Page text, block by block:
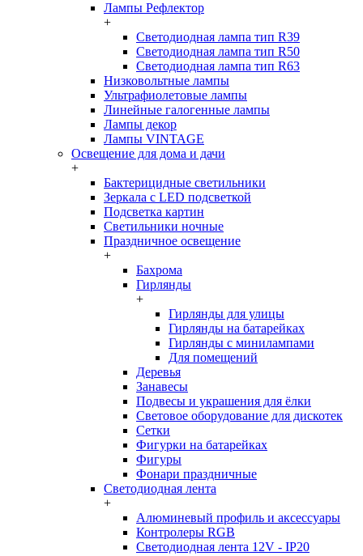
Лампы Рефлектор
+
Светодиодная лампа тип R39
Светодиодная лампа тип R50
Светодиодная лампа тип R63
Низковольтные лампы
Ультрафиолетовые лампы
Линейные галогенные лампы
Лампы декор
Лампы VINTAGE
Освещение для дома и дачи
+
Бактерицидные светильники
Зеркала с LED подсветкой
Подсветка картин
Светильники ночные
Праздничное освещение
+
Бахрома
Гирлянды
+
Гирлянды для улицы
Гирлянды на батарейках
Гирлянды с минилампами
Для помещений
Деревья
Занавесы
Подвесы и украшения для ёлки
Световое оборудование для дискотек
Сетки
Фигурки на батарейках
Фигуры
Фонари праздничные
Светодиодная лента
+
Алюминевый профиль и аксессуары
Контролеры RGB
Светодиодная лента 12V - IP20